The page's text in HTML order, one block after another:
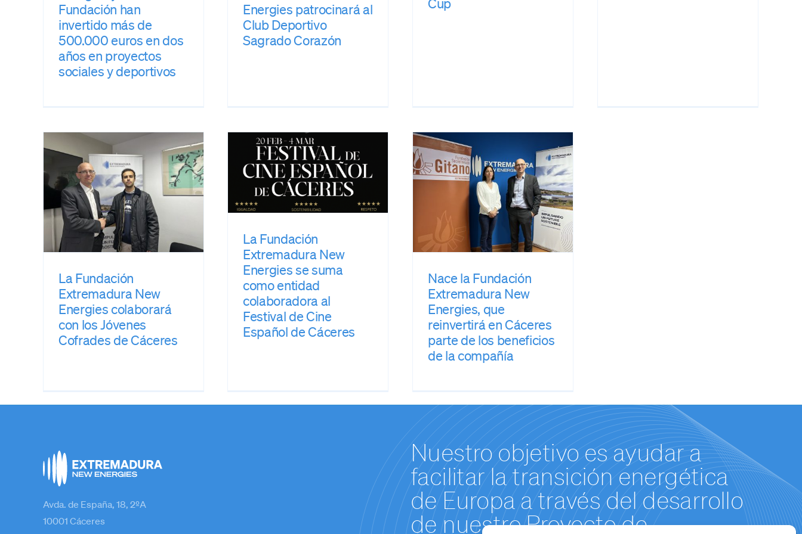
Fundación han
invertido más de
500.000 euros en dos
años en proyectos
sociales y deportivos
Energies patrocinará al
Club Deportivo
Sagrado Corazón
Cup
La Fundación
Extremadura New
Energies colaborará
con los Jóvenes
Cofrades de Cáceres
La Fundación
Extremadura New
Energies se suma
como entidad
colaboradora al
Festival de Cine
Español de Cáceres
Fundación Extremadura New
Energies
prensa
La Fundación
Extremadura New
Energies se suma
como entidad
colaboradora al
Festival de Cine
Español de Cáceres
Nace la Fundación
Extremadura New
Energies, que
reinvertirá en
Cáceres parte de los
compañía
Fundación Extremadura New
Nace la Fundación
Extremadura New
Energies, que
reinvertirá en Cáceres
parte de los beneficios
de la compañía
Avda. de España, 18, 2ºA
10001 Cáceres
Nuestro objetivo es ayudar a
facilitar la transición energética
de Europa a través del desarrollo
de nuestro Proyecto de